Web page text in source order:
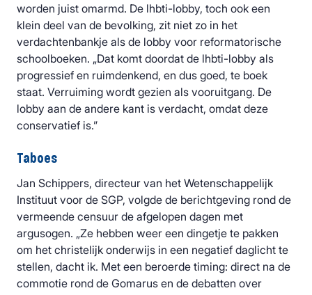
worden juist omarmd. De lhbti-lobby, toch ook een
klein deel van de bevolking, zit niet zo in het
verdachtenbankje als de lobby voor reformatorische
schoolboeken. „Dat komt doordat de lhbti-lobby als
progressief en ruimdenkend, en dus goed, te boek
staat. Verruiming wordt gezien als vooruitgang. De
lobby aan de andere kant is verdacht, omdat deze
conservatief is.”
Taboes
Jan Schippers, directeur van het Wetenschappelijk
Instituut voor de SGP, volgde de berichtgeving rond de
vermeende censuur de afgelopen dagen met
argusogen. „Ze hebben weer een dingetje te pakken
om het christelijk onderwijs in een negatief daglicht te
stellen, dacht ik. Met een beroerde timing: direct na de
commotie rond de Gomarus en de debatten over